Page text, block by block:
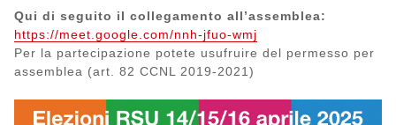
Qui di seguito il collegamento all’assemblea:
https://meet.google.com/nnh-jfuo-wmj
Per la partecipazione potete usufruire del permesso per
assemblea (art. 82 CCNL 2019-2021)